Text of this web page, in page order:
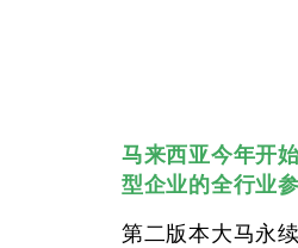
马来西亚今年开
型企业的全行业
第二版本大马永